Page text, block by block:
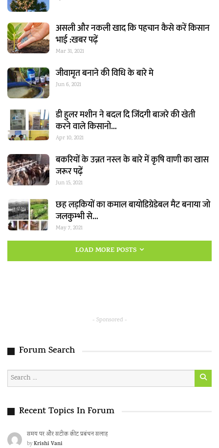
असली और नकली खाद कि पहचान कैसे करें किसान
भाई :खबर पढ़ें
Mar 31, 2021
जीवामृत बनाने की विधि के बारे मे
Jun 6, 2021
डी हुलर मशीन ने बदल दि जिंदगी बाजरे की खेती
करने वाले किसानो…
Apr 10, 2021
बकरियों के उन्नत नस्ल के बारे में कृषि वाणी का खास
जरूर पढ़ें
Jun 15, 2021
छह लड़कियों का कमाल बायोडिग्रेडेबल मैट बनाया जो
जलकुम्भी से…
May 7, 2021
LOAD MORE POSTS
- Sponsored -
Forum Search
Recent Topics In Forum
समय पर और सटीक कीट प्रबंधन सलाह
byKrishi Vani